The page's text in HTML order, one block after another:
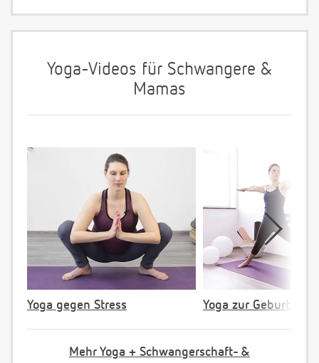
Yoga-Videos für Schwangere &
Mamas
Yoga gegen Stress Yoga zur
Mehr Yoga + Schwangerschaft- &